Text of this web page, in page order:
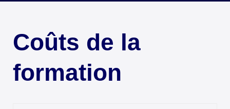
Coûts de la
formation